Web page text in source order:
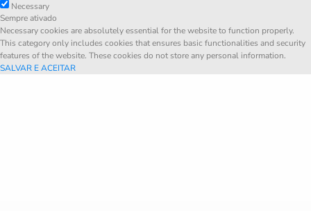
Necessary
Sempre ativado
Necessary cookies are absolutely essential for the website to function properly.
This category only includes cookies that ensures basic functionalities and security
features of the website. These cookies do not store any personal information.
SALVAR E ACEITAR